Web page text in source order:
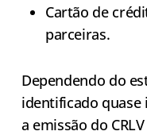
Cartão de
parceiras.
Dependendo do
identificado
a emissão do